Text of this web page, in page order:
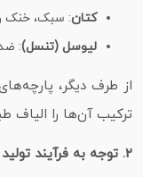
کتان: سبک، خنک
لیوسل (تنسل):
از طرف دیگر،
ترکیب آن‌ها را الیاف
2. توجه به فرآیند تولید